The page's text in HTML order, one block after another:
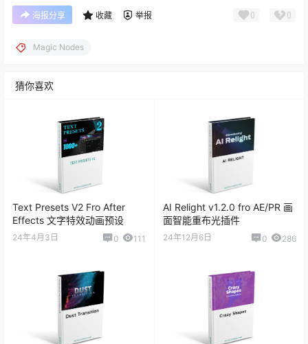
海报分享 收藏 举报 0 0
Magic Nodes
猜你喜欢
Text Presets V2 Fro After
Effects 文字特效动画预设
24年4月3日 0 111
AI Relight v1.2.0 fro AE/PR 画
面智能重布光插件
24年12月6日 0 286